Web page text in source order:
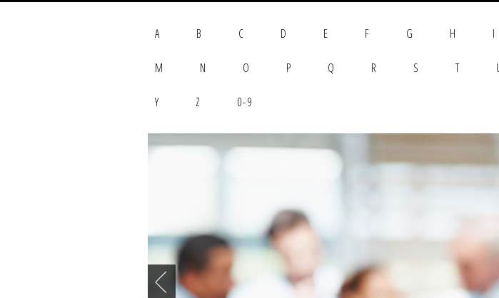
A B C D E F G H I
M N O P Q R S T
Y Z 0-9